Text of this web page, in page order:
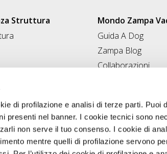
di profilazione e analisi di terze parti. Puoi
presenti nel banner. I cookie tecnici sono
non serve il tuo consenso. I cookie di
mentre quelli di profilazione servono
Struttura
Mondo Zampa
Guida A Dog
Zampa Blog
Collaborazioni